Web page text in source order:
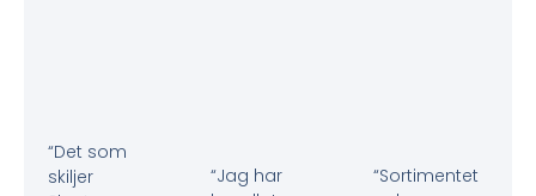
“Det som
skiljer
“Jag har
“Sortimentet